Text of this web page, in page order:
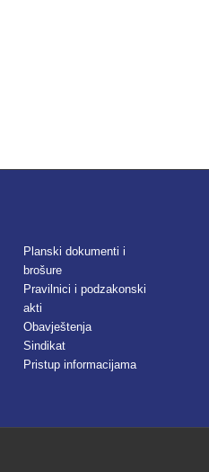
Planski dokumenti i
brošure
Pravilnici i podzakonski
akti
Obavještenja
Sindikat
Pristup informacijama